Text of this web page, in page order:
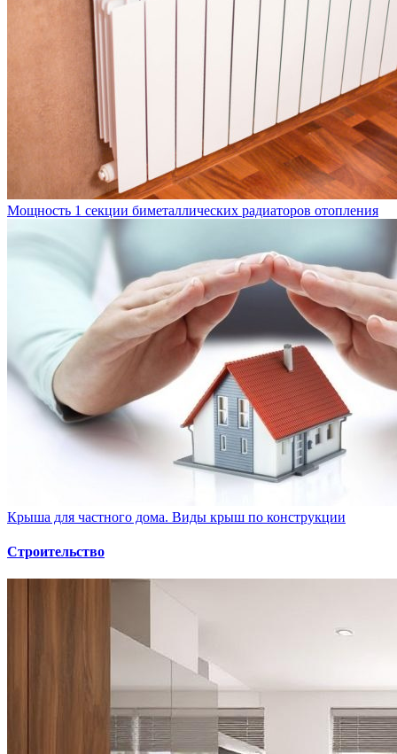
Мощность 1 секции биметаллических радиаторов отопления
Крыша для частного дома. Виды крыш по конструкции
Строительство